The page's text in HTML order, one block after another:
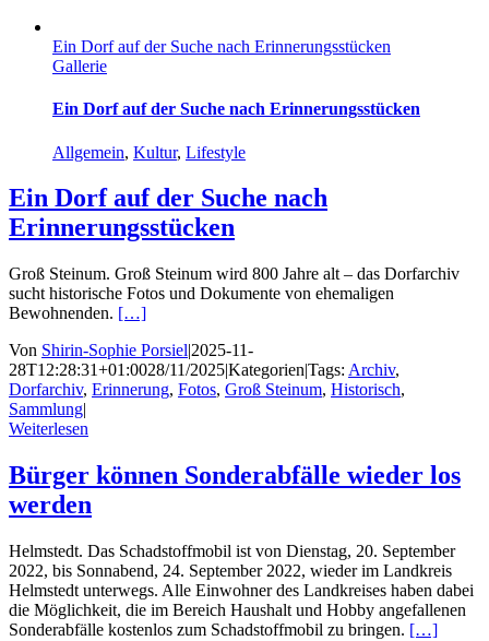
Ein Dorf auf der Suche nach Erinnerungsstücken
Gallerie
Ein Dorf auf der Suche nach Erinnerungsstücken
Allgemein, Kultur, Lifestyle
Ein Dorf auf der Suche nach
Erinnerungsstücken
Groß Steinum. Groß Steinum wird 800 Jahre alt – das Dorfarchiv
sucht historische Fotos und Dokumente von ehemaligen
Bewohnenden. […]
Von Shirin-Sophie Porsiel|2025-11-
28T12:28:31+01:0028/11/2025|Kategorien|Tags: Archiv,
Dorfarchiv, Erinnerung, Fotos, Groß Steinum, Historisch,
Sammlung|
Weiterlesen
Bürger können Sonderabfälle wieder los
werden
Helmstedt. Das Schadstoffmobil ist von Dienstag, 20. September
2022, bis Sonnabend, 24. September 2022, wieder im Landkreis
Helmstedt unterwegs. Alle Einwohner des Landkreises haben dabei
die Möglichkeit, die im Bereich Haushalt und Hobby angefallenen
Sonderabfälle kostenlos zum Schadstoffmobil zu bringen. […]